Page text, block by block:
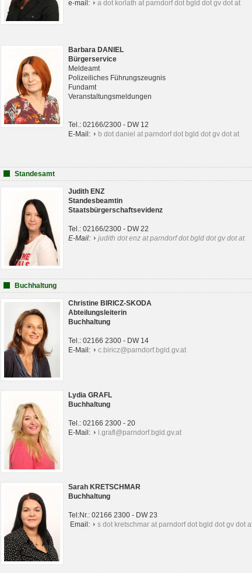
e-mail:
a dot korlath at parndorf dot bgld dot gv dot at
Barbara DANIEL
Bürgerservice
Meldeamt
Polizeiliches Führungszeugnis
Fundamt
Veranstaltungsmeldungen
Tel.: 02166/2300 - DW 12
E-Mail:
b dot daniel at parndorf dot bgld dot gv dot at
Standesamt
Judith ENZ
Standesbeamtin
Staatsbürgerschaftsevidenz
Tel.: 02166/2300 - DW 22
E-Mail:
judith dot enz at parndorf dot bgld dot gv dot at
Buchhaltung
Christine BIRICZ-SKODA
Abteilungsleiterin
Buchhaltung
Tel.: 02166 2300 - DW 14
E-Mail:
c.biricz@parndorf.bgld.gv.at
Lydia GRAFL
Buchhaltung
Tel.: 02166 2300 - 20
E-Mail:
l.grafl@parndorf.bgld.gv.at
Sarah KRETSCHMAR
Buchhaltung
Tel:Nr.: 02166 2300 - DW 23
Email:
s dot kretschmar at parndorf dot bgld dot gv dot